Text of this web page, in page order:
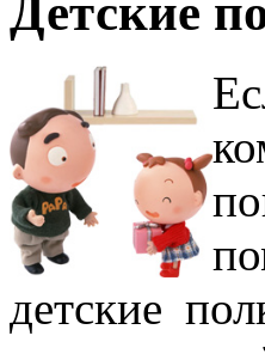
Детские
детские